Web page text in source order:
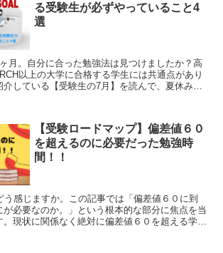
る受験生が必ずやっていること4
選
月。自分に合った勉強法は見つけましたか？高
以上の大学に合格する学生には共通点があり
介している【受験生の7月】を読んで、夏休みの
【受験ロードマップ】偏差値６０
を超えるのに必要だった勉強時
間！！
う感じますか。この記事では「偏差値６０に到
必要なのか。」という根本的な部分に焦点を当
現状に関係なく絶対に偏差値６０を超える学力